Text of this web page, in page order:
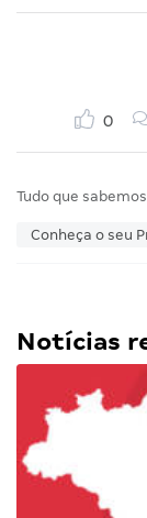
0
Tudo que
Conheça o seu
Notícias